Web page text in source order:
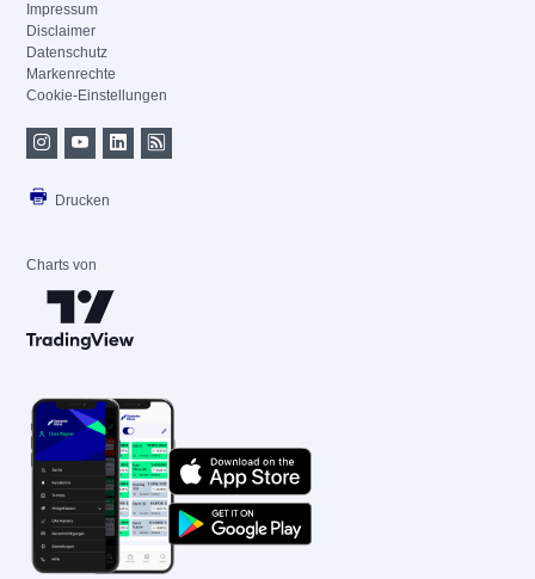
Impressum
Disclaimer
Datenschutz
Markenrechte
Cookie-Einstellungen
Drucken
Charts von